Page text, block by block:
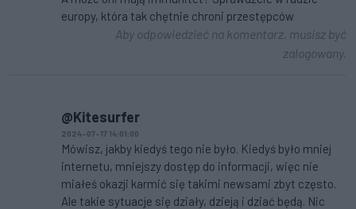
europy, która tak chętnie chroni przestępców
Aby odpowiedzieć na komentarz, musisz być
zalogowany.
@Kitesurfer
2024-07-17 14:01:00
Mówisz, jakby kiedyś tego nie było. Kiedyś było mniej
internetu, mniejszy dostęp do informacji, więc nie
miałeś okazji karmić się takimi newsami zbyt często.
Ale takie sytuacje się działy, dzieją i dziać będą. Nic